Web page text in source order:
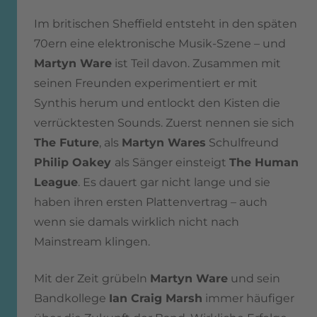
Im britischen Sheffield entsteht in den späten
70ern eine elektronische Musik-Szene – und
Martyn Ware ist Teil davon. Zusammen mit
seinen Freunden experimentiert er mit
Synthis herum und entlockt den Kisten die
verrücktesten Sounds. Zuerst nennen sie sich
The Future, als Martyn Wares Schulfreund
Philip Oakey als Sänger einsteigt The Human
League. Es dauert gar nicht lange und sie
haben ihren ersten Plattenvertrag – auch
wenn sie damals wirklich nicht nach
Mainstream klingen.
Mit der Zeit grübeln Martyn Ware und sein
Bandkollege Ian Craig Marsh immer häufiger